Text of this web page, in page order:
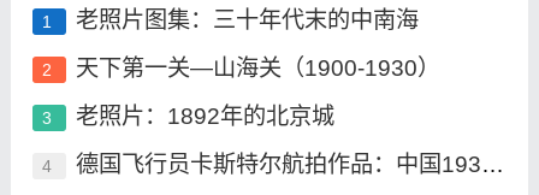
1 老照片图集：三十年代末的中南海
2 天下第一关—山海关（1900-1930）
3 老照片：1892年的北京城
4 德国飞行员卡斯特尔航拍作品：中国1930年